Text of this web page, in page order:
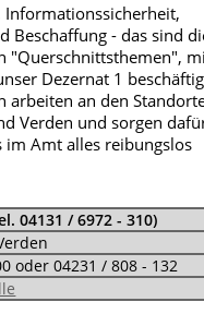
Informationssicherheit,
Beschaffung - das sind
"Querschnittsthemen",
Dezernat 1
arbeiten an den
Verden und sorgen
im Amt alles reibungslos
04131 / 6972 - 310)
oder 04231 / 808 - 132